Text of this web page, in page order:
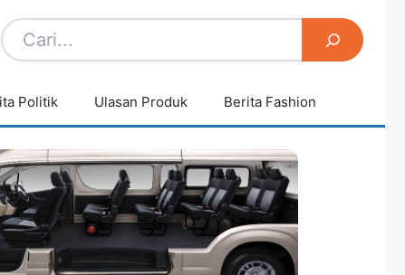
Politik Ulasan Produk Berita Fashion